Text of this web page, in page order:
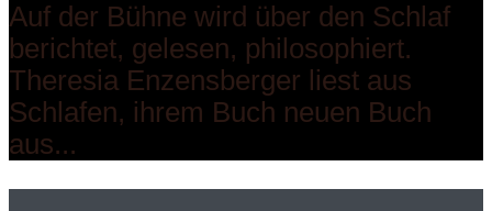
Auf der Bühne wird über den Schlaf
berichtet, gelesen, philosophiert.
Theresia Enzensberger liest aus
Schlafen, ihrem Buch neuen Buch
aus...